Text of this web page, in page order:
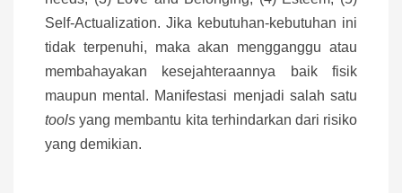
Self-Actualization. Jika kebutuhan-kebutuhan ini
tidak terpenuhi, maka akan mengganggu atau
membahayakan kesejahteraannya baik fisik
maupun mental. Manifestasi menjadi salah satu
tools yang membantu kita terhindarkan dari risiko
yang demikian.